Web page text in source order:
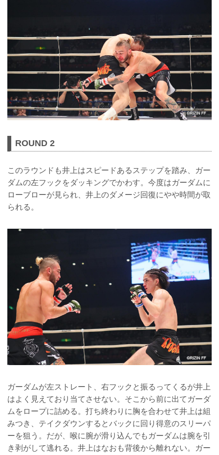
ROUND 2
このラウンドも井上はスピードあるステップを踏み、ガー
ダムの左フックをダッキングでかわす。今度はガーダムに
ローブローが見られ、井上のダメージ回復にやや時間が取
られる。
ガーダムが左ストレート、右フックと振るってくるが井上
はよく見えており当てさせない。そこから前に出てガーダ
ムをロープに詰める。打ち終わりに胸を合わせて井上は組
みつき、テイクダウンするとバックに回り得意のスリーパ
ーを狙う。だが、喉に腕が滑り込んでもガーダムは腕を引
き剥がして逃れる。井上はなおも背後から離れない。ガー